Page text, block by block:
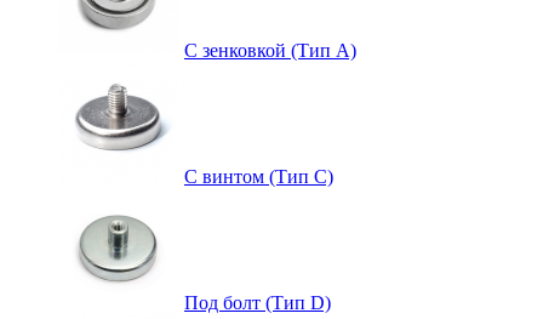
С зенковкой (Тип А)
С винтом (Тип C)
Под болт (Тип D)